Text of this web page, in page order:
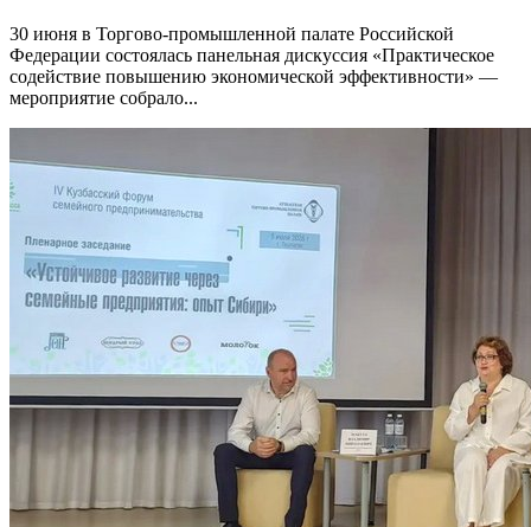
30 июня в Торгово-промышленной палате Российской
Федерации состоялась панельная дискуссия «Практическое
содействие повышению экономической эффективности» —
мероприятие собрало...